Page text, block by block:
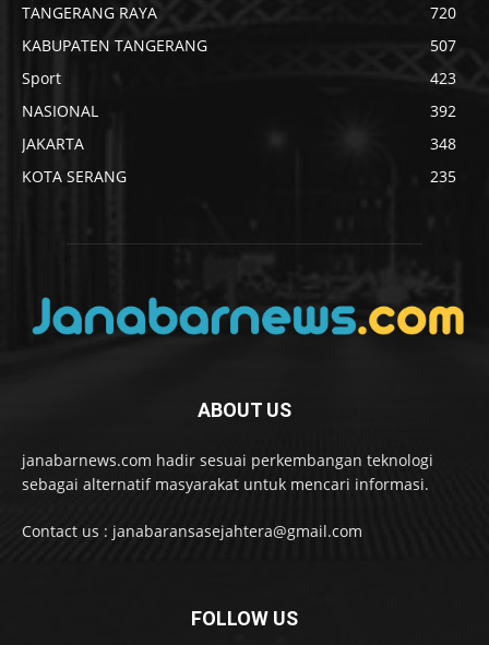
TANGERANG RAYA
720
KABUPATEN TANGERANG
507
Sport
423
NASIONAL
392
JAKARTA
348
KOTA SERANG
235
ABOUT US
janabarnews.com hadir sesuai perkembangan teknologi
sebagai alternatif masyarakat untuk mencari informasi.
Contact us : janabaransasejahtera@gmail.com
FOLLOW US